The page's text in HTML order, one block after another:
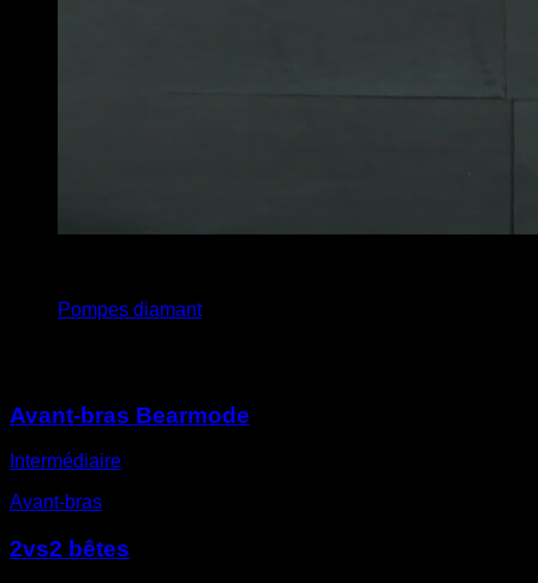
Pompes diamant
Avant-bras Bearmode
Intermédiaire
Avant-bras
2vs2 bêtes